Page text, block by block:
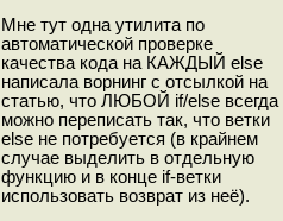
Мне тут одна утилита по
автоматической проверке
качества кода на КАЖДЫЙ else
написала ворнинг с отсылкой на
статью, что ЛЮБОЙ if/else всегда
можно переписать так, что ветки
else не потребуется (в крайнем
случае выделить в отдельную
функцию и в конце if-ветки
использовать возврат из неё).